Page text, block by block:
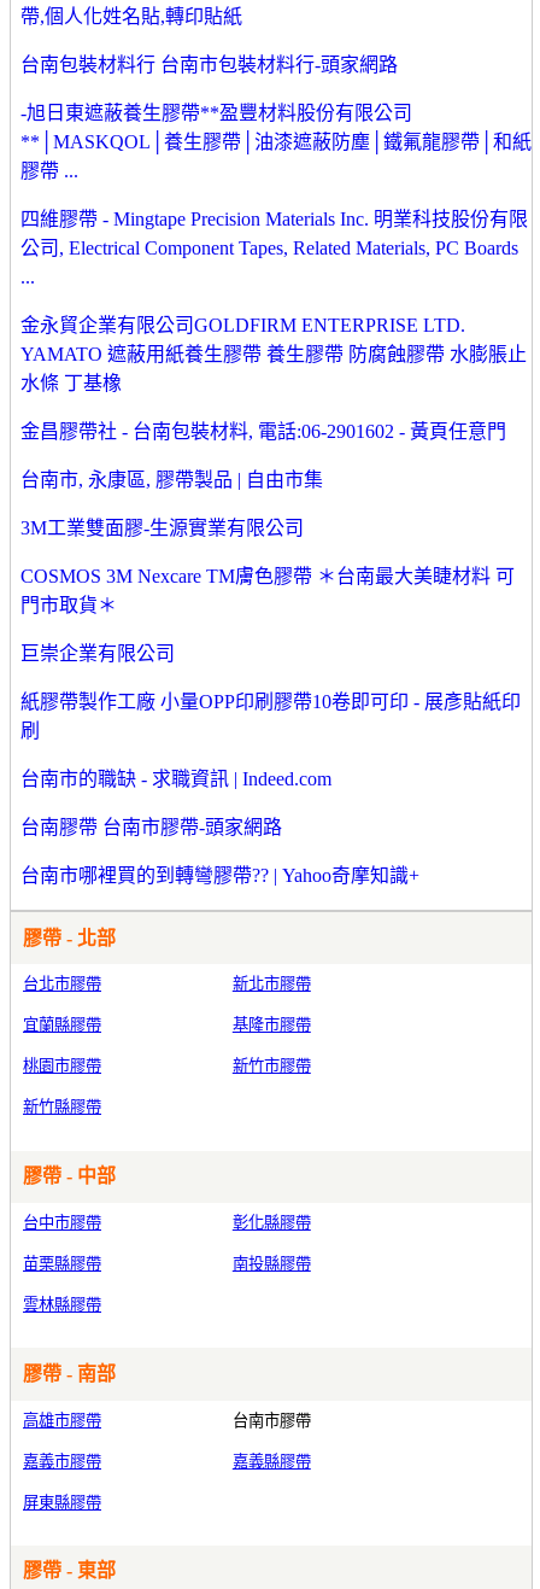
帶,個人化姓名貼,轉印貼紙
台南包裝材料行 台南市包裝材料行-頭家網路
-旭日東遮蔽養生膠帶**盈豐材料股份有限公司
**│MASKQOL│養生膠帶│油漆遮蔽防塵│鐵氟龍膠帶│和紙
膠帶 ...
四維膠帶 - Mingtape Precision Materials Inc. 明業科技股份有限
公司, Electrical Component Tapes, Related Materials, PC Boards
...
金永貿企業有限公司GOLDFIRM ENTERPRISE LTD.
YAMATO 遮蔽用紙養生膠帶 養生膠帶 防腐蝕膠帶 水膨脹止
水條 丁基橡
金昌膠帶社 - 台南包裝材料, 電話:06-2901602 - 黃頁任意門
台南市, 永康區, 膠帶製品 | 自由市集
3M工業雙面膠-生源實業有限公司
COSMOS 3M Nexcare TM膚色膠帶 ＊台南最大美睫材料 可
門市取貨＊
巨崇企業有限公司
紙膠帶製作工廠 小量OPP印刷膠帶10卷即可印 - 展彥貼紙印
刷
台南市的職缺 - 求職資訊 | Indeed.com
台南膠帶 台南市膠帶-頭家網路
台南市哪裡買的到轉彎膠帶?? | Yahoo奇摩知識+
膠帶 - 北部
台北市膠帶 新北市膠帶
宜蘭縣膠帶 基隆市膠帶
桃園市膠帶 新竹市膠帶
新竹縣膠帶
膠帶 - 中部
台中市膠帶 彰化縣膠帶
苗栗縣膠帶 南投縣膠帶
雲林縣膠帶
膠帶 - 南部
高雄市膠帶 台南市膠帶
嘉義市膠帶 嘉義縣膠帶
屏東縣膠帶
膠帶 - 東部